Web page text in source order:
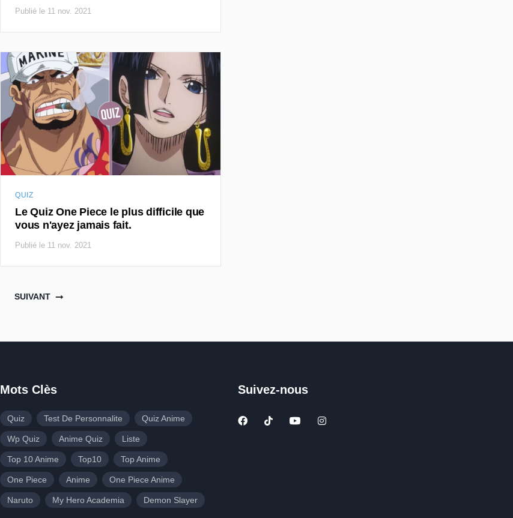
Publié le 11 nov. 2021
QUIZ
Le Quiz One Piece le plus difficile que
vous n'ayez jamais fait.
Publié le 11 nov. 2021
SUIVANT
Mots Clès
Quiz Test De Personnalite Quiz Anime
Wp Quiz Anime Quiz Liste
Top 10 Anime Top10 Top Anime
One Piece Anime One Piece Anime
Naruto My Hero Academia Demon Slayer
Suivez-nous